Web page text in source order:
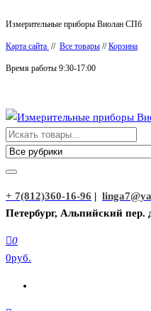
к
содержимому
Измерительные приборы Виолан СПб
Карта сайта // Все товары //Корзина
Время работы 9:30-17:00
Измерительные приборы
+ 7(812)360-16-96 |
Петербург, Альпийский пер.
0
0руб.